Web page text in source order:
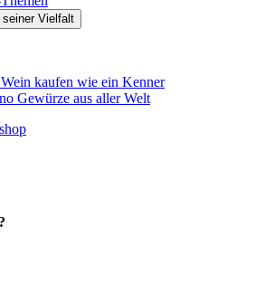
Wein kaufen wie ein Kenner
Gewürze aus aller Welt